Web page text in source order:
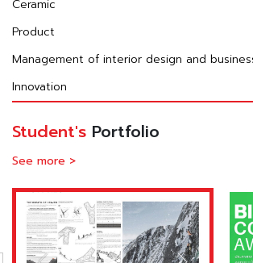
Ceramic
Product
Management of interior design and
Innovation
Student's Portfolio
See more >